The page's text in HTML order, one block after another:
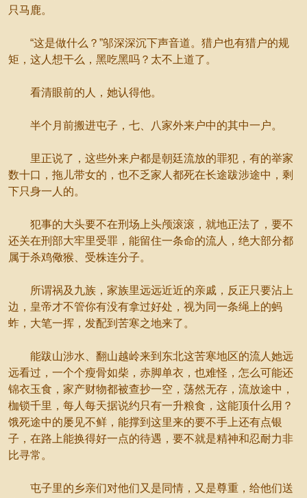
只马鹿。
“这是做什么？”邬深深沉下声音道。猎户也有猎户的规
矩，这人想干么，黑吃黑吗？太不上道了。
看清眼前的人，她认得他。
半个月前搬进屯子，七、八家外来户中的其中一户。
里正说了，这些外来户都是朝廷流放的罪犯，有的举家
数十口，拖儿带女的，也不乏家人都死在长途跋涉途中，剩
下只身一人的。
犯事的大头要不在刑场上头颅滚滚，就地正法了，要不
还关在刑部大牢里受罪，能留住一条命的流人，绝大部分都
属于杀鸡儆猴、受株连分子。
所谓祸及九族，家族里远远近近的亲戚，反正只要沾上
边，皇帝才不管你有没有拿过好处，视为同一条绳上的蚂
蚱，大笔一挥，发配到苦寒之地来了。
能跋山涉水、翻山越岭来到东北这苦寒地区的流人她远
远看过，一个个瘦骨如柴，赤脚单衣，也难怪，怎么可能还
锦衣玉食，家产财物都被查抄一空，荡然无存，流放途中，
枷锁千里，每人每天据说约只有一升粮食，这能顶什么用？
饿死途中的屡见不鲜，能撑到这里来的要不手上还有点银
子，在路上能换得好一点的待遇，要不就是精神和忍耐力非
比寻常。
屯子里的乡亲们对他们又是同情，又是尊重，给他们送